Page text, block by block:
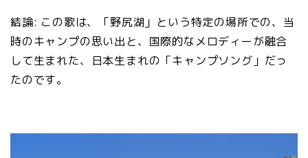
結論: この歌は、「野尻湖」という特定の場所での、当
時のキャンプの思い出と、国際的なメロディーが融合
して生まれた、日本生まれの「キャンプソング」だっ
たのです。